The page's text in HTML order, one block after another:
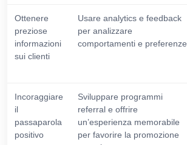
Ottenere
preziose
informazioni
sui clienti
Usare analytics e feedback
per analizzare
comportamenti e preferenze.
Incoraggiare
il
passaparola
positivo
Sviluppare programmi
referral e offrire
un’esperienza memorabile
per favorire la promozione